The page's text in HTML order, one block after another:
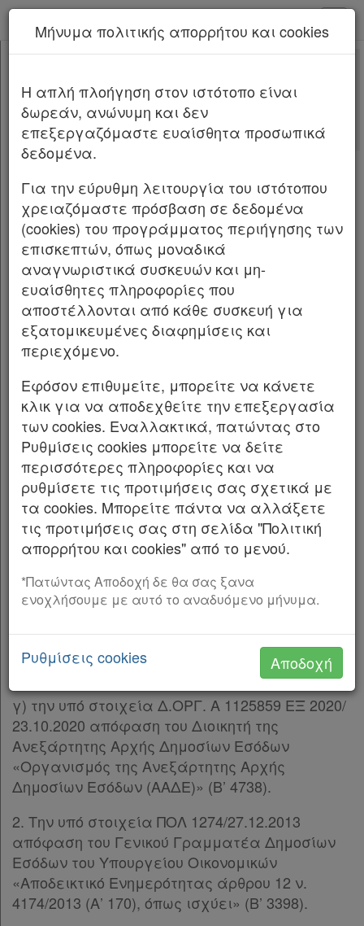
Κεφαλίδα
Σώμα [-]
Άρθρο 1 [-]
Παρ.1
Άρθρο 2
Άρθρο 3
[-]
Παρ.1
Παρ.2
Παρ.3
Παρ.4
Παρ.5
Άρθρο 4
Άρθρο 5 [-]
Παρ.1
Παρ.2
Άρθρο 6 [-]
Παρ.1
Παρ.2
Παρ.3
Άρθρο 7
[-]
Παρ.1
Παρ.2
Παρ.3
Παρ.4
Παρ.5
Παρ.8
Παρ.10
Παρ.11
Παρ.12
Άρθρο 8
[-]
Παρ.1
Παρ.3
Παρ.4
Παρ.5
Άρθρο 9 [-]
Παρ.1
Νέα υπηρεσία Kodiko Assistant.Περισσότερα
Υπ. Απόφαση A.1162/2023
Αλλαγές που επέφερε
Με τιςτελευταίες αλλαγές
Aριθμ. A.1162
Αποδεικτικό Ενημερότητας άρθρου 12 του
Κώδικα Φορολογικής Διαδικασίας (ΚΦΔ, ν.
4987/2022, Α’206).
Ο ΥΦΥΠΟΥΡΓΟΣ
ΕΘΝΙΚΗΣ ΟΙΚΟΝΟΜΙΑΣ ΚΑΙ ΟΙΚΟΝΟΜΙΚΩΝ
ΚΑΙ Ο ΔΙΟΙΚΗΤΗΣ ΤΗΣ ΑΝΕΞΑΡΤΗΤΗΣ ΑΡΧΗΣ
ΔΗΜΟΣΙΩΝ ΕΣΟΔΩΝ
Έχοντας υπόψη:
1. α) Τον Κώδικα Φορολογικής Διαδικασίας (ν.
4987/2022, Α’ 206), εφεξής Κ.Φ.Δ. και ιδίως τις
διατάξεις του πρώτου εδαφίου της παρ. 5 του
άρθρου 12,
Αρχής Δημοσίων Εσόδων» του Μέρους Πρώτου
του ν. 4389/2016 «Επείγουσες διατάξεις για
την εφαρμογή της συμφωνίας δημοσιονομικών
στόχων και διαρθρωτικών μεταρρυθμίσεων
και άλλες διατάξεις» (Α’ 94),
γ) την υπό στοιχεία Δ.ΟΡΓ. Α 1125859 ΕΞ 2020/
23.10.2020 απόφαση του Διοικητή της
Ανεξάρτητης Αρχής Δημοσίων Εσόδων
«Οργανισμός της Ανεξάρτητης Αρχής
Δημοσίων Εσόδων (ΑΑΔΕ)» (Β’ 4738).
2. Την υπό στοιχεία ΠΟΛ 1274/27.12.2013
απόφαση του Γενικού Γραμματέα Δημοσίων
Εσόδων του Υπουργείου Οικονομικών
«Αποδεικτικό Ενημερότητας άρθρου 12 ν.
4174/2013 (Α’ 170), όπως ισχύει» (Β’ 3398).
Μήνυμα πολιτικής απορρήτου και cookies
H απλή πλοήγηση στον ιστότοπο είναι
δωρεάν, ανώνυμη και δεν
επεξεργαζόμαστε ευαίσθητα προσωπικά
δεδομένα.
Για την εύρυθμη λειτουργία του ιστότοπου
χρειαζόμαστε πρόσβαση σε δεδομένα
(cookies) του προγράμματος περιήγησης των
επισκεπτών, όπως μοναδικά
αναγνωριστικά συσκευών και μη-
ευαίσθητες πληροφορίες που
αποστέλλονται από κάθε συσκευή για
εξατομικευμένες διαφημίσεις και
περιεχόμενο.
Εφόσον επιθυμείτε, μπορείτε να κάνετε
κλικ για να αποδεχθείτε την επεξεργασία
των cookies. Εναλλακτικά, πατώντας στο
Ρυθμίσεις cookies μπορείτε να δείτε
περισσότερες πληροφορίες και να
ρυθμίσετε τις προτιμήσεις σας σχετικά με
τα cookies. Μπορείτε πάντα να αλλάξετε
τις προτιμήσεις σας στη σελίδα "Πολιτική
απορρήτου και cookies" από το μενού.
*Πατώντας Αποδοχή δε θα σας ξανα
ενοχλήσουμε με αυτό το αναδυόμενο μήνυμα.
Ρυθμίσεις cookies Αποδοχή